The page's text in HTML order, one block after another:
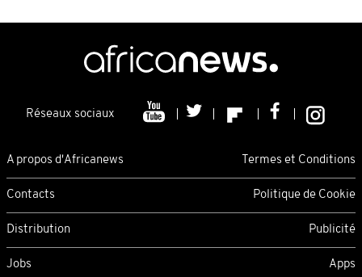
Réseaux sociaux
A propos d'Africanews Termes et Conditions
Contacts Politique de Cookie
Distribution Publicité
Jobs Apps